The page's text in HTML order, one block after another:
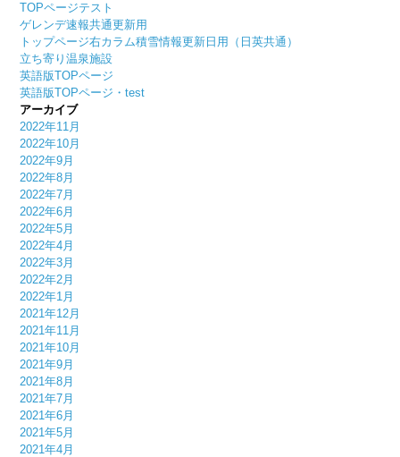
TOPページテスト
ゲレンデ速報共通更新用
トップページ右カラム積雪情報更新日用（日英共通）
立ち寄り温泉施設
英語版TOPページ
英語版TOPページ・test
アーカイブ
2022年11月
2022年10月
2022年9月
2022年8月
2022年7月
2022年6月
2022年5月
2022年4月
2022年3月
2022年2月
2022年1月
2021年12月
2021年11月
2021年10月
2021年9月
2021年8月
2021年7月
2021年6月
2021年5月
2021年4月